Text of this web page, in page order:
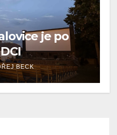
je po
BECK